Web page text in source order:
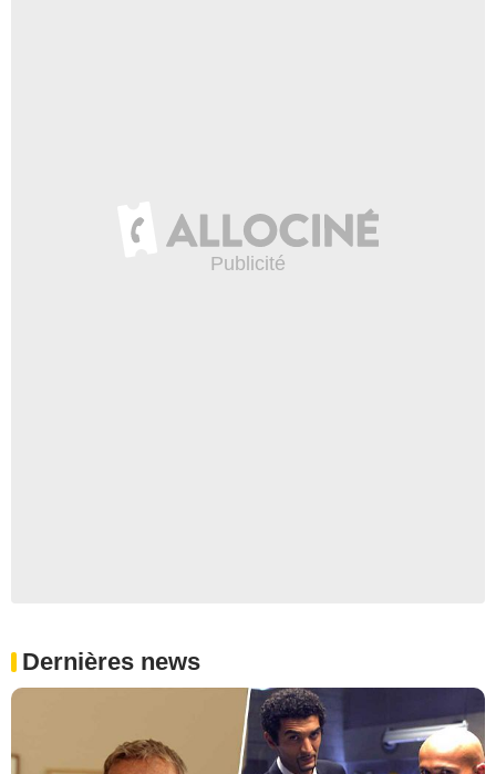
Dernières news